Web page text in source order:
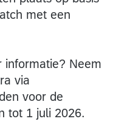
met een
informatie? Neem
via
voor de
tot 1 juli 2026.